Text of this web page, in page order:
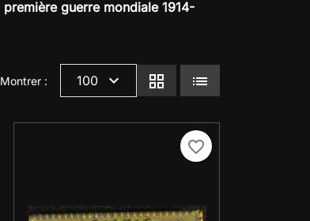
première guerre mondiale 1914-
Montrer : 100 expand_more grid_view lists
favorite_border